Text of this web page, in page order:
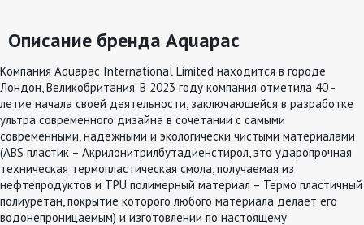
Описание бренда Aquapac
Компания Aquapac International Limited находится в городе
Лондон, Великобритания. В 2023 году компания отметила 40 -
летие начала своей деятельности, заключающейся в разработке
ультра современного дизайна в сочетании с самыми
современными, надёжными и экологически чистыми материалами
(ABS пластик – Акрилонитрилбутадиенстирол, это ударопрочная
техническая термопластическая смола, получаемая из
нефтепродуктов и TPU полимерный материал – Термо пластичный
полиуретан, покрытие которого любого материала делает его
водонепроницаемым) и изготовлении по настоящему